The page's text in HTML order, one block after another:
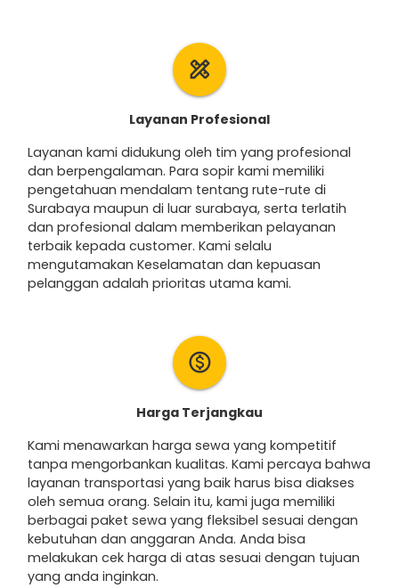
design_services
Layanan Profesional
Layanan kami didukung oleh tim yang profesional
dan berpengalaman. Para sopir kami memiliki
pengetahuan mendalam tentang rute-rute di
Surabaya maupun di luar surabaya, serta terlatih
dan profesional dalam memberikan pelayanan
terbaik kepada customer. Kami selalu
mengutamakan Keselamatan dan kepuasan
pelanggan adalah prioritas utama kami.
monetization_on
Harga Terjangkau
Kami menawarkan harga sewa yang kompetitif
tanpa mengorbankan kualitas. Kami percaya bahwa
layanan transportasi yang baik harus bisa diakses
oleh semua orang. Selain itu, kami juga memiliki
berbagai paket sewa yang fleksibel sesuai dengan
kebutuhan dan anggaran Anda. Anda bisa
melakukan cek harga di atas sesuai dengan tujuan
yang anda inginkan.